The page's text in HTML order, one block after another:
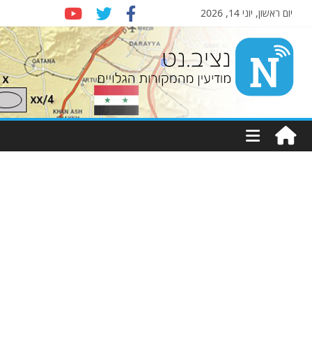
יום ראשון, יוני 14, 2026
Nziv.net
מודיעין
מהמקורות